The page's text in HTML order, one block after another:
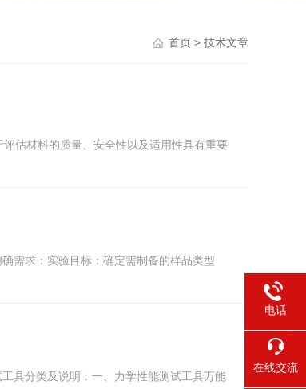
首页 > 技术文章
估材料的质量、安全性以及适用性具有重要
需求：实验目标：确定需制备的样品类型
具分类及说明：一、力学性能测试工具万能
电话
在线交流